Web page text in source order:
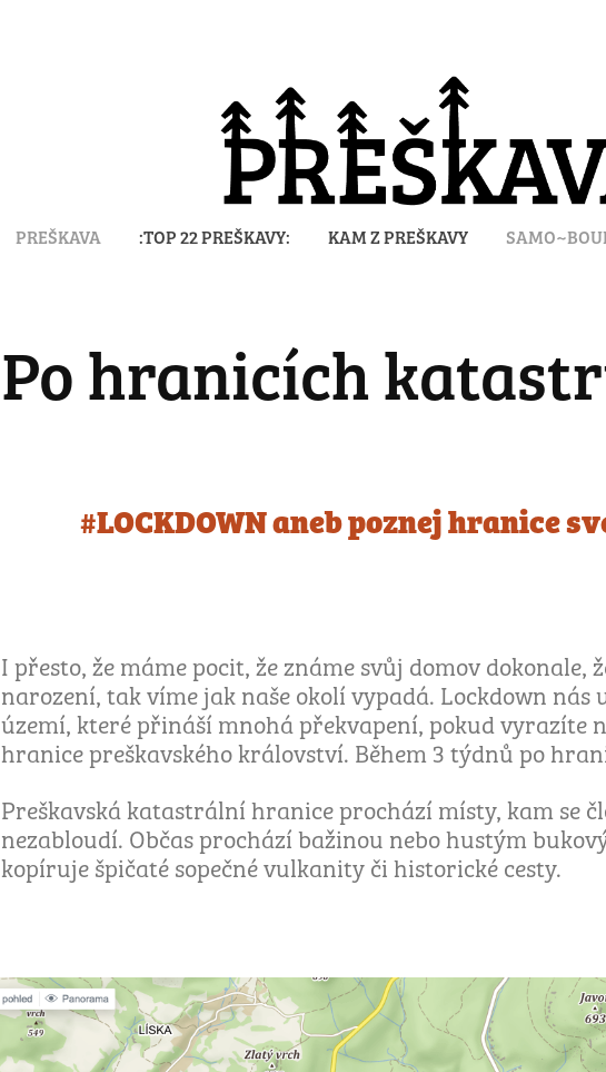
PREŠKAVA :TOP 22 PREŠKAVY: KAM Z PREŠKAVY
Po hranicích
#LOCKDOWN aneb poznej hranice
I přesto, že máme pocit, že známe svůj domov dokonale,
narození, tak víme jak naše okolí vypadá. Lockdown
území, které přináší mnohá překvapení, pokud vyrazíte
hranice preškavského království. Během 3 týdnů po
Preškavská katastrální hranice prochází místy, kam se
nezabloudí. Občas prochází bažinou nebo hustým
kopíruje špičaté sopečné vulkanity či historické cesty.